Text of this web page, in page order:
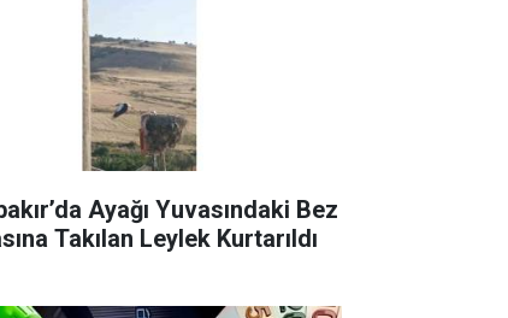
Ayağı Yuvasındaki Bez
Takılan Leylek Kurtarıldı